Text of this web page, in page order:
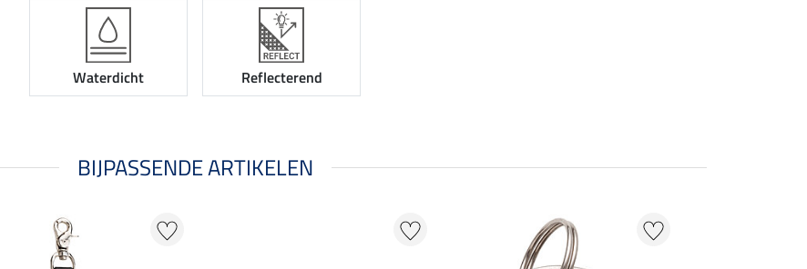
Waterdicht Reflecterend
BIJPASSENDE ARTIKELEN